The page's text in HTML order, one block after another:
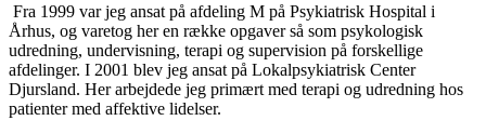
Fra 1999 var jeg ansat på afdeling M på Psykiatrisk Hospital i
Århus, og varetog her en række opgaver så som psykologisk
udredning, undervisning, terapi og supervision på forskellige
afdelinger. I 2001 blev jeg ansat på Lokalpsykiatrisk Center
Djursland. Her arbejdede jeg primært med terapi og udredning hos
patienter med affektive lidelser.